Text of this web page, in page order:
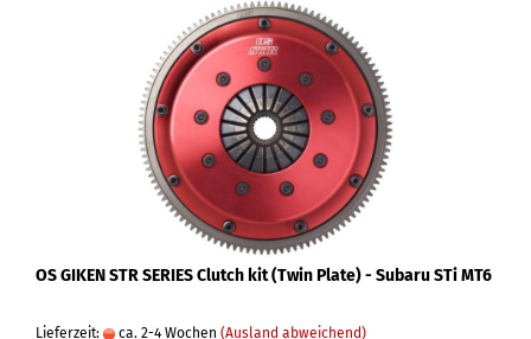
OS GIKEN STR SERIES Clutch kit (Twin Plate) - Subaru STi MT6
Lieferzeit: ca. 2-4 Wochen (Ausland abweichend)